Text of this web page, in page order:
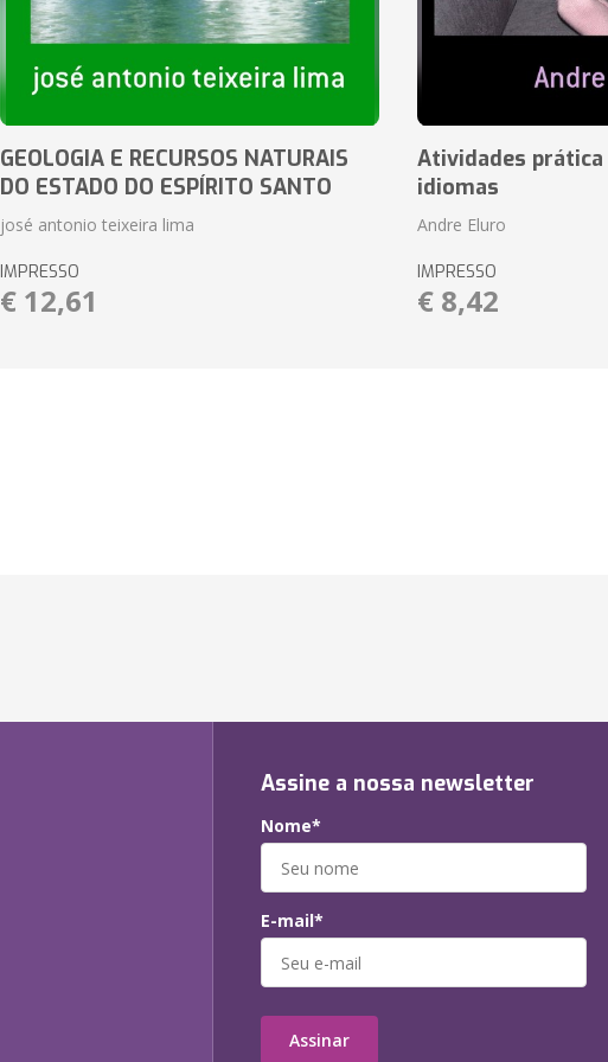
GEOLOGIA E RECURSOS NATURAIS
DO ESTADO DO ESPÍRITO SANTO
josé antonio teixeira lima
IMPRESSO
€ 12,61
Atividades
idiomas
Andre Eluro
IMPRESSO
€ 8,42
Assine a nossa newsletter
Nome*
E-mail*
Assinar